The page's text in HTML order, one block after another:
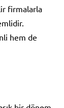
firmalarla
hem de